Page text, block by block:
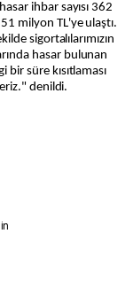
ihbar sayısı 362
milyon TL'ye ulaştı.
sigortalılarımızın
hasar bulunan
bir süre kısıtlaması
denildi.